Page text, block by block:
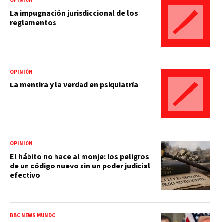
La impugnación jurisdiccional de los
reglamentos
OPINIÓN
La mentira y la verdad en psiquiatría
OPINIÓN
El hábito no hace al monje: los peligros
de un código nuevo sin un poder judicial
efectivo
BBC NEWS MUNDO